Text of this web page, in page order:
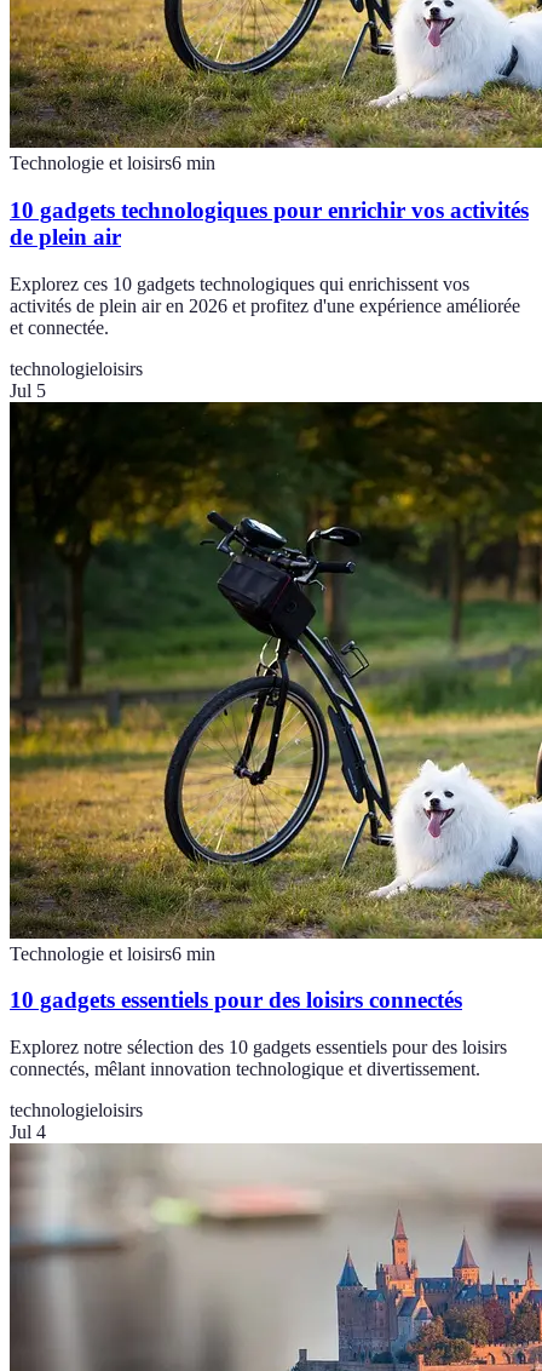
Technologie et loisirs6 min
10 gadgets technologiques pour enrichir vos activités
de plein air
Explorez ces 10 gadgets technologiques qui enrichissent vos
activités de plein air en 2026 et profitez d'une expérience améliorée
et connectée.
technologieloisirs
Jul 5
Technologie et loisirs6 min
10 gadgets essentiels pour des loisirs connectés
Explorez notre sélection des 10 gadgets essentiels pour des loisirs
connectés, mêlant innovation technologique et divertissement.
technologieloisirs
Jul 4